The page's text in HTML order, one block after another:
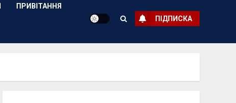
ПРИВІТАННЯ
ПІДПИСКА